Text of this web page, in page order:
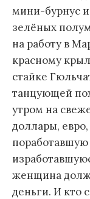
мини-бурнус
зелёных
на работу в
красному
стайке
танцующей
утром на
доллары,
женщина
деньги. И кто